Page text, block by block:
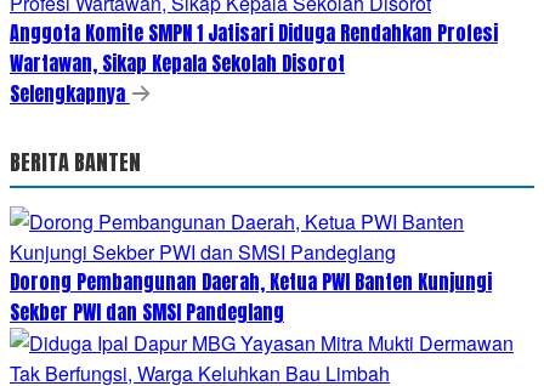
Anggota Komite SMPN 1 Jatisari Diduga Rendahkan Profesi
Wartawan, Sikap Kepala Sekolah Disorot
Selengkapnya
BERITA BANTEN
Dorong Pembangunan Daerah, Ketua PWI Banten Kunjungi
Sekber PWI dan SMSI Pandeglang